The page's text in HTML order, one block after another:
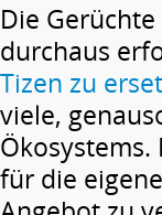
Die
durchaus
Tizen zu
viele,
für die